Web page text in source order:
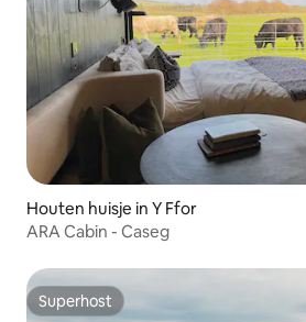
Houten huisje in Y Ffor
ARA Cabin - Caseg
Superhost
Superhost